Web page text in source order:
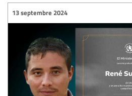
13 septembre 2024